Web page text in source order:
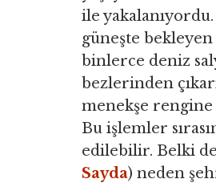
ile
güneşte
binlerce deniz
bezlerinden
menekşe
Bu işlemler
edilebilir. Belki
Sayda) neden